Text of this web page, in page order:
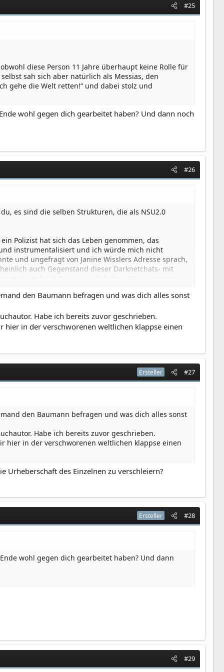
#25
diese Person 11 Jahre überhaupt keine Rolle für
sah sich aber natürlich als Messias, den
gehe die Welt retten!“ und dabei stolz und
wohl gegen dich gearbeitet haben? Und dann noch
#26
es sind die selben Strukturen, die als NSU2.0
Polizist hat sich das Leben genommen, das
instrumentalisiert und ich würde mich nicht
und ungefragt von Janine Wisslers Adresse sprach,
auch Gegenstand dieser Darknetchats- mit
wurde.
der Ex.
betrifft? Der selbe Ex.
wie einige Opfer trage, aus der selben Stadt
mit Bedrohungen verglichen? Das scheint ja
recht nicht der Gutachter selbst- und darauf
und Personen befrage? Netter Versuch …
den Baumann befragen und was dich alles sonst
Habe ich bereits zuvor geschrieben.
in der verschworenen weltlichen klappse einen
Ersteller #27
den Baumann befragen und was dich alles sonst
Habe ich bereits zuvor geschrieben.
hier in der verschworenen weltlichen klappse einen
Urheberschaft des Einzelnen zu verschleiern?
Ersteller #28
wohl gegen dich gearbeitet haben? Und dann
#29